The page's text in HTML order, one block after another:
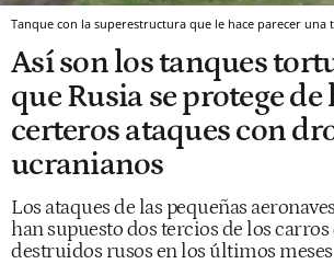
Tanque con la superestructura que le hace parecer una
Así son los tanques
que Rusia se protege de
certeros ataques con
ucranianos
Los ataques de las pequeñas
han supuesto dos tercios de los carros
destruidos rusos en los últimos